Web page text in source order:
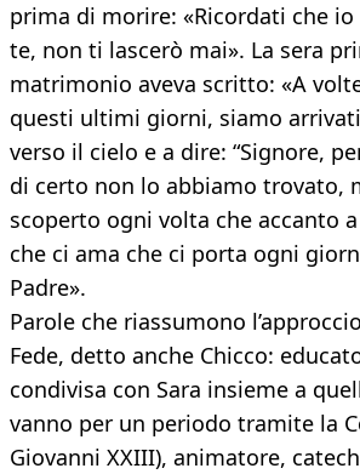
prima di morire: «Ricordati che
te, non ti lascerò mai». La sera
matrimonio aveva scritto: «A
questi ultimi giorni, siamo
verso il cielo e a dire: “Signore,
di certo non lo abbiamo trovato,
scoperto ogni volta che accanto a
che ci ama che ci porta ogni
Padre».
Parole che riassumono
Fede, detto anche Chicco:
condivisa con Sara insieme a
vanno per un periodo tramite la
Giovanni XXIII), animatore,